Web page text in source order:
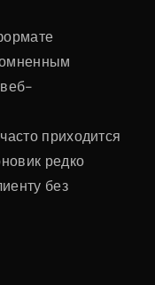
приходится
редко
без